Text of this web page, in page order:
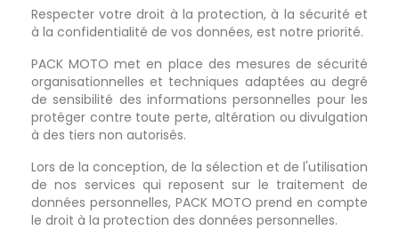
Respecter votre droit à la protection, à la sécurité et
à la confidentialité de vos données, est notre priorité.
PACK MOTO met en place des mesures de sécurité
organisationnelles et techniques adaptées au degré
de sensibilité des informations personnelles pour les
protéger contre toute perte, altération ou divulgation
à des tiers non autorisés.
Lors de la conception, de la sélection et de l'utilisation
de nos services qui reposent sur le traitement de
données personnelles, PACK MOTO prend en compte
le droit à la protection des données personnelles.